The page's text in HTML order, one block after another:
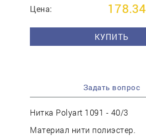
Цена: 178.34
КУПИТЬ
Задать вопрос
Нитка Polyart 1091 - 40/3
Материал нити полиэстер.